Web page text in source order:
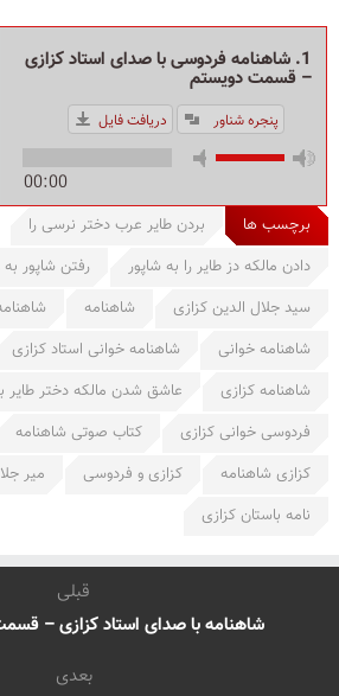
1. شاهنامه فردوسی با صدای استاد کزازی
– قسمت دویستم
00:00
پنجره شناور دریافت فایل
برچسب ها
بردن طایر عرب دختر نرسی را
دادن مالکه دز طایر را به شاپور
رفتن شاپور
سید جلال الدین کزازی
شاهنامه
شاهنامه خوانی
شاهنامه خوانی استاد کزازی
شاهنامه کزازی
عاشق شدن مالکه دختر طایر
فردوسی خوانی کزازی
کتاب صوتی شاهنامه
کزازی شاهنامه
کزازی و فردوسی
میر
نامه باستان کزازی
قبلی
شاهنامه با صدای استاد کزازی –
بعدی